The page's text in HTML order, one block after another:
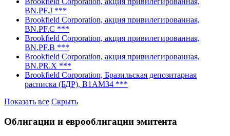
BN.PF.J ***
Brookfield Corporation, акция привилегированная,
BN.PF.C ***
Brookfield Corporation, акция привилегированная,
BN.PF.B ***
Brookfield Corporation, акция привилегированная,
BN.PR.X ***
Brookfield Corporation, Бразильская депозитарная
расписка (БДР), B1AM34 ***
Показать все Скрыть
Облигации и еврооблигации эмитента